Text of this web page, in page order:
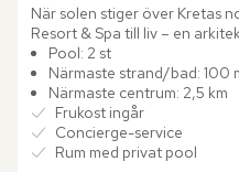
När solen stiger över Kretas
Resort & Spa till liv – en
Medelhavets djupblåa vatten.
Pool: 2 st
Närmaste strand/bad: 100
Närmaste centrum: 2,5 km
Frukost ingår
Concierge-service
Rum med privat pool